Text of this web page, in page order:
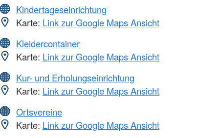
Kindertageseinrichtung
Karte: Link zur Google Maps Ansicht
Kleidercontainer
Karte: Link zur Google Maps Ansicht
Kur- und Erholungseinrichtung
Karte: Link zur Google Maps Ansicht
Ortsvereine
Karte: Link zur Google Maps Ansicht